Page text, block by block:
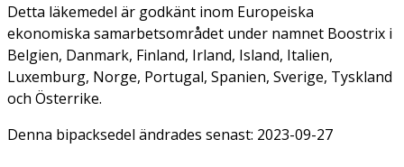
Detta läkemedel är godkänt inom Europeiska
ekonomiska samarbetsområdet under namnet Boostrix i
Belgien, Danmark, Finland, Irland, Island, Italien,
Luxemburg, Norge, Portugal, Spanien, Sverige, Tyskland
och Österrike.
Denna bipacksedel ändrades senast: 2023-09-27